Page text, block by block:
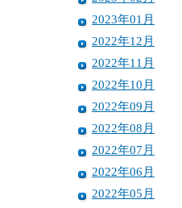
2023年01月
2022年12月
2022年11月
2022年10月
2022年09月
2022年08月
2022年07月
2022年06月
2022年05月